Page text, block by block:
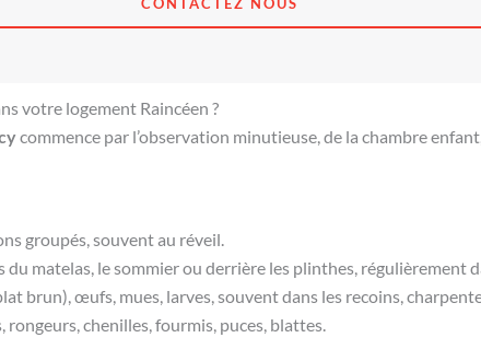
votre logement Raincéen ?
commence par l’observation minutieuse, de la chambre
groupés, souvent au réveil.
du matelas, le sommier ou derrière les plinthes, régulièrement
brun), œufs, mues, larves, souvent dans les recoins,
rongeurs, chenilles, fourmis, puces, blattes.